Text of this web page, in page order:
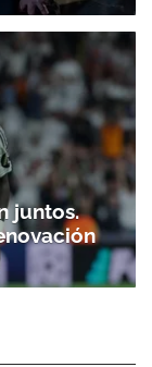
juntos.